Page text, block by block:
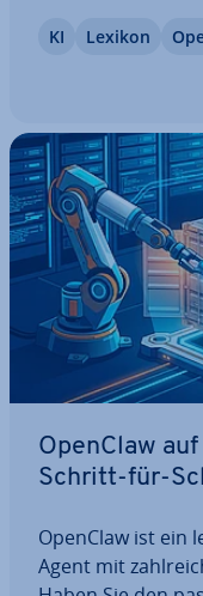
und kann
KI Lexikon
OpenClaw
Schritt-für-
OpenClaw ist ein
Agent mit